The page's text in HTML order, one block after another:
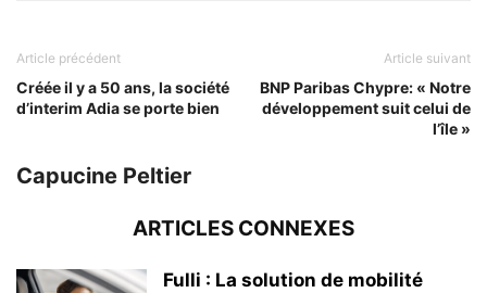
Article précédent
Créée il y a 50 ans, la société
d’interim Adia se porte bien
Article suivant
BNP Paribas Chypre: « Notre
développement suit celui de
l’île »
Capucine Peltier
ARTICLES CONNEXES
Fulli : La solution de mobilité